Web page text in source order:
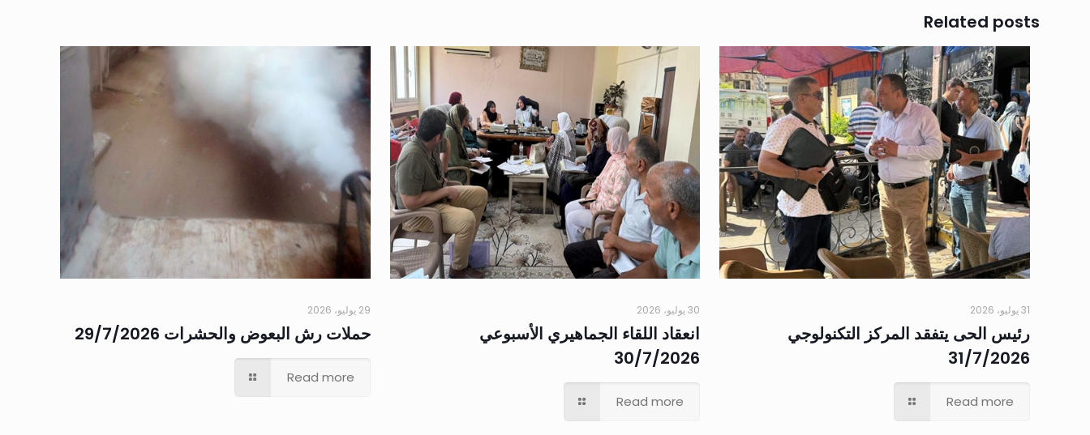
Related posts
31 يوليو، 2026
رئيس الحى يتفقد المركز التكنولوجي
31/7/2026
Read more
30 يوليو، 2026
انعقاد اللقاء الجماهيري الأسبوعي
30/7/2026
Read more
29 يوليو، 2026
حملات رش البعوض والحشرات 29/7/2026
Read more